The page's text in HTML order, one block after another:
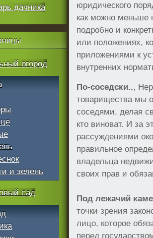
юридического
как можно меньше
подробно и
или положениях,
приложениями к
внутренних
По-соседски..,
товарищества мы
соседями, делая
кто виноват. И за
рассуждениями
правильное
владельца
своих прав и
Под лежачий
точки зрения
лицо, которое
перед
дачника
огород
и зелень
сад